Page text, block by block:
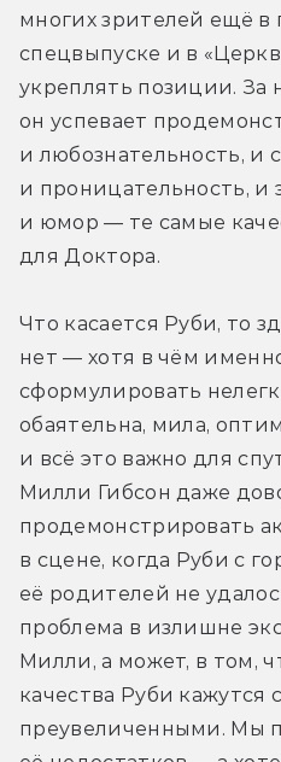
многих зрителей ещё в
спецвыпуске и в
укреплять позиции. За
он успевает
и любознательность, и
и проницательность, и
и юмор — те самые
для Доктора.
Что касается Руби, то
нет — хотя в чём
сформулировать
обаятельна, мила,
и всё это важно для
Милли Гибсон даже
продемонстрировать
в сцене, когда Руби с
её родителей не
проблема в излишне
Милли, а может, в том,
качества Руби кажутся
преувеличенными. Мы